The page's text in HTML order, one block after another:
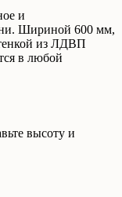
и
Шириной 600 мм,
из ЛДВП
в любой
высоту и